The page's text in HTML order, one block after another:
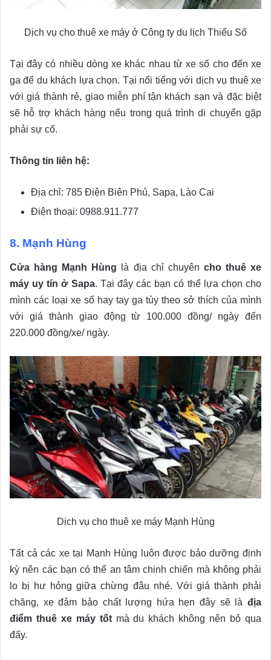
Dịch vụ cho thuê xe máy ở Công ty du lịch Thiểu Số
Tại đây có nhiều dòng xe khác nhau từ xe số cho đến xe
ga để du khách lựa chọn. Tại nổi tiếng với dịch vụ thuê xe
với giá thành rẻ, giao miễn phí tận khách sạn và đặc biệt
sẽ hỗ trợ khách hàng nếu trong quá trình di chuyển gặp
phải sự cố.
Thông tin liên hệ:
Địa chỉ: 785 Điện Biên Phủ, Sapa, Lào Cai
Điện thoại: 0988.911.777
8. Mạnh Hùng
Cửa hàng Mạnh Hùng là địa chỉ chuyên cho thuê xe
máy uy tín ở Sapa. Tại đây các bạn có thể lựa chọn cho
mình các loại xe số hay tay ga tùy theo sở thích của mình
với giá thành giao động từ 100.000 đồng/ ngày đến
220.000 đồng/xe/ ngày.
Dịch vụ cho thuê xe máy Mạnh Hùng
Tất cả các xe tại Mạnh Hùng luôn được bảo dưỡng định
kỳ nên các bạn có thể an tâm chinh chiến mà không phải
lo bị hư hỏng giữa chừng đâu nhé. Với giá thành phải
chăng, xe đảm bảo chất lượng hứa hẹn đây sẽ là địa
điểm thuê xe máy tốtmà du khách không nên bỏ qua
đấy.